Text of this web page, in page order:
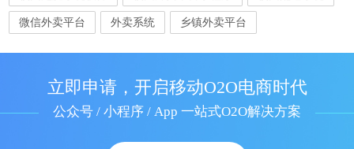
微信外卖平台 外卖系统 乡镇外卖平台
立即申请，开启移动O2O电商时代
公众号 / 小程序 / App 一站式O2O解决方案